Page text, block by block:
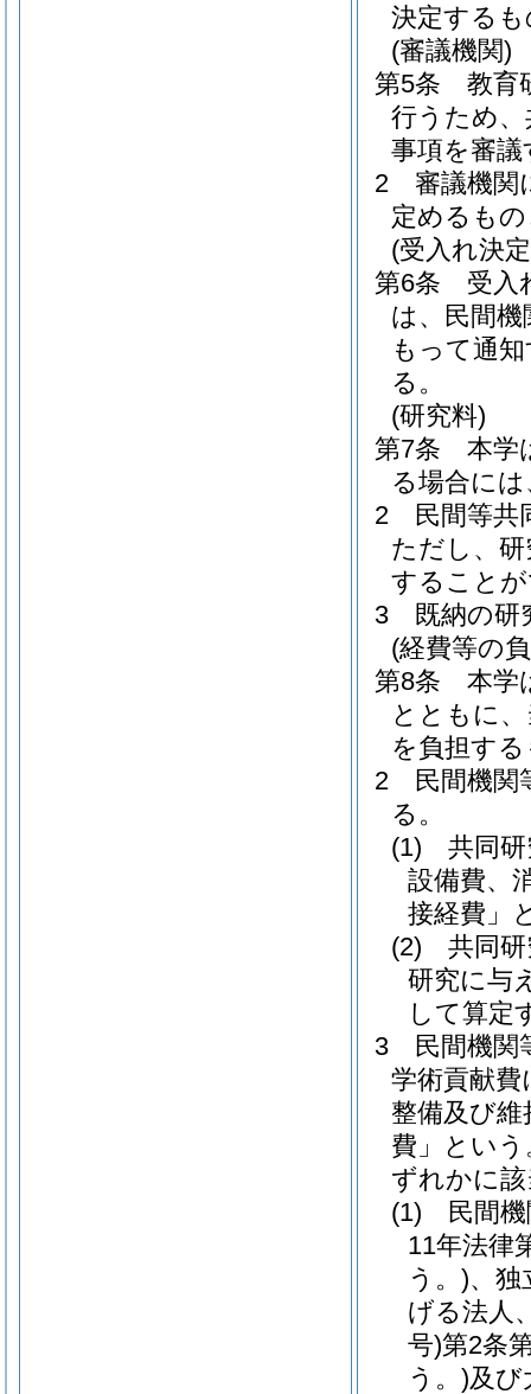
決定する
(審議機関)
第5条
教育
行うため
事項を審
2
審議機関
定めるも
(受入れ決
第6条
受入
は、民間
もって通
る。
(研究料)
第7条
本学
る場合に
2
民間等共
ただし、
すること
3
既納の
(経費等の
第8条
本学
とともに
を負担す
2
民間機関
る。
(1)
共同
設備費、
接経費」
(2)
共同
研究に与
して算定
3
民間機関
学術貢献費
整備及び
費」という
ずれかに
(1)
民間
11年法律
う。)、独
げる法人
号)第2条
う。)及び